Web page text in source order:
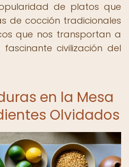
de platos que
de cocción tradicionales
que nos transportan a
civilización del
en la Mesa
Olvidados